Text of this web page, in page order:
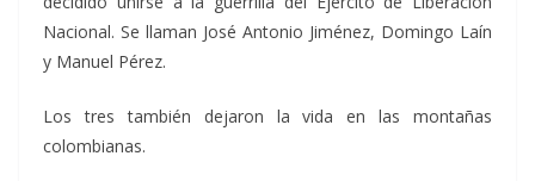
Nacional. Se llaman José Antonio Jiménez, Domingo Laín
y Manuel Pérez.
Los tres también dejaron la vida en las montañas
colombianas.